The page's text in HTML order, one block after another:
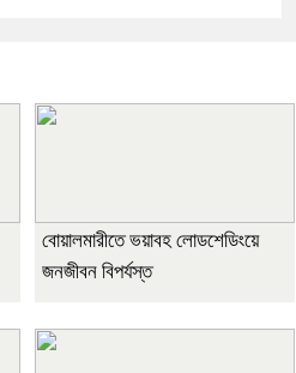
বোয়ালমারীতে ভয়াবহ লোডশেডিংয়ে
জনজীবন বিপর্যস্ত